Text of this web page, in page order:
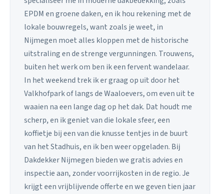
EPDM en groene daken, en ik hou rekening met de
lokale bouwregels, want zoals je weet, in
Nijmegen moet alles kloppen met de historische
uitstraling en de strenge vergunningen. Trouwens,
buiten het werk om ben ik een fervent wandelaar.
In het weekend trek ik er graag op uit door het
Valkhofpark of langs de Waaloevers, om even uit te
waaien na een lange dag op het dak. Dat houdt me
scherp, en ik geniet van die lokale sfeer, een
koffietje bij een van die knusse tentjes in de buurt
van het Stadhuis, en ik ben weer opgeladen. Bij
Dakdekker Nijmegen bieden we gratis advies en
inspectie aan, zonder voorrijkosten in de regio. Je
krijgt een vrijblijvende offerte en we geven tien jaar